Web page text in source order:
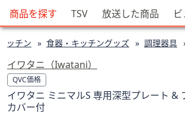
ブ
ラ
ン
名
か
ら
探
候
補
利
用
可
能
な
商品を探す TSV 放送した商品
ッチン 食器・キッチングッズ 調理器具
イワタニ（Iwatani）
QVC価格
イワタニ ミニマルS 専用深型プレート &
カバー付